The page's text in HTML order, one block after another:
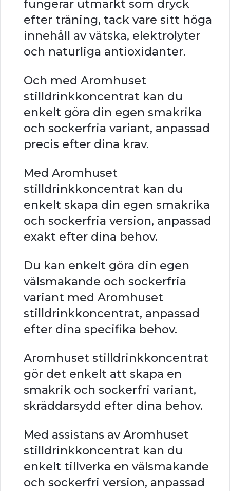
fungerar utmärkt som dryck
efter träning, tack vare sitt höga
innehåll av vätska, elektrolyter
och naturliga antioxidanter.
Och med Aromhuset
stilldrinkkoncentrat kan du
enkelt göra din egen smakrika
och sockerfria variant, anpassad
precis efter dina krav.
Med Aromhuset
stilldrinkkoncentrat kan du
enkelt skapa din egen smakrika
och sockerfria version, anpassad
exakt efter dina behov.
Du kan enkelt göra din egen
välsmakande och sockerfria
variant med Aromhuset
stilldrinkkoncentrat, anpassad
efter dina specifika behov.
Aromhuset stilldrinkkoncentrat
gör det enkelt att skapa en
smakrik och sockerfri variant,
skräddarsydd efter dina behov.
Med assistans av Aromhuset
stilldrinkkoncentrat kan du
enkelt tillverka en välsmakande
och sockerfri version, anpassad